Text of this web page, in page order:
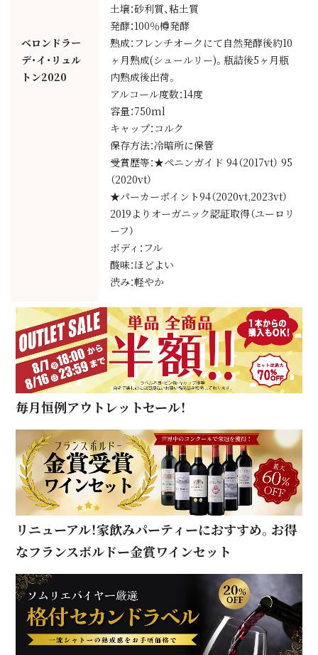
ベロンドラー
デ・イ・リュル
トン2020
土壌：砂利質、粘土質
発酵：100％樽発酵
熟成：フレンチオークにて自然発酵後約10
ヶ月熟成(シュールリー)。瓶詰後5ヶ月瓶
内熟成後出荷。
アルコール度数：14度
容量：750ml
キャップ：コルク
保存方法：冷暗所に保管
受賞歴等：★ペニンガイド 94（2017vt） 95
（2020vt）
★パーカーポイント94（2020vt,2023vt）
2019よりオーガニック認証取得（ユーロリ
ーフ）
ボディ：フル
酸味：ほどよい
渋み：軽やか
毎月恒例アウトレットセール！
リニューアル！家飲みパーティーにおすすめ。お得
なフランスボルドー金賞ワインセット